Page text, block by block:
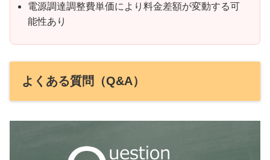
電源調達調整費単価により料金差額が変動する可
能性あり
よくある質問（Q&A）